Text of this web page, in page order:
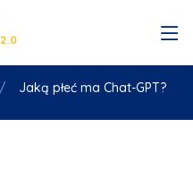
2.0
Jaką płeć ma Chat-GPT?